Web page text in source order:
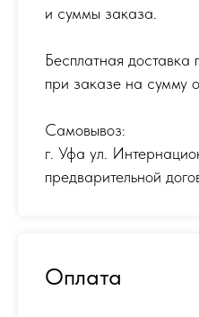
и суммы заказа.
Бесплатная
при заказе на сумму
Самовывоз:
г. Уфа ул.
предварительной
Оплата